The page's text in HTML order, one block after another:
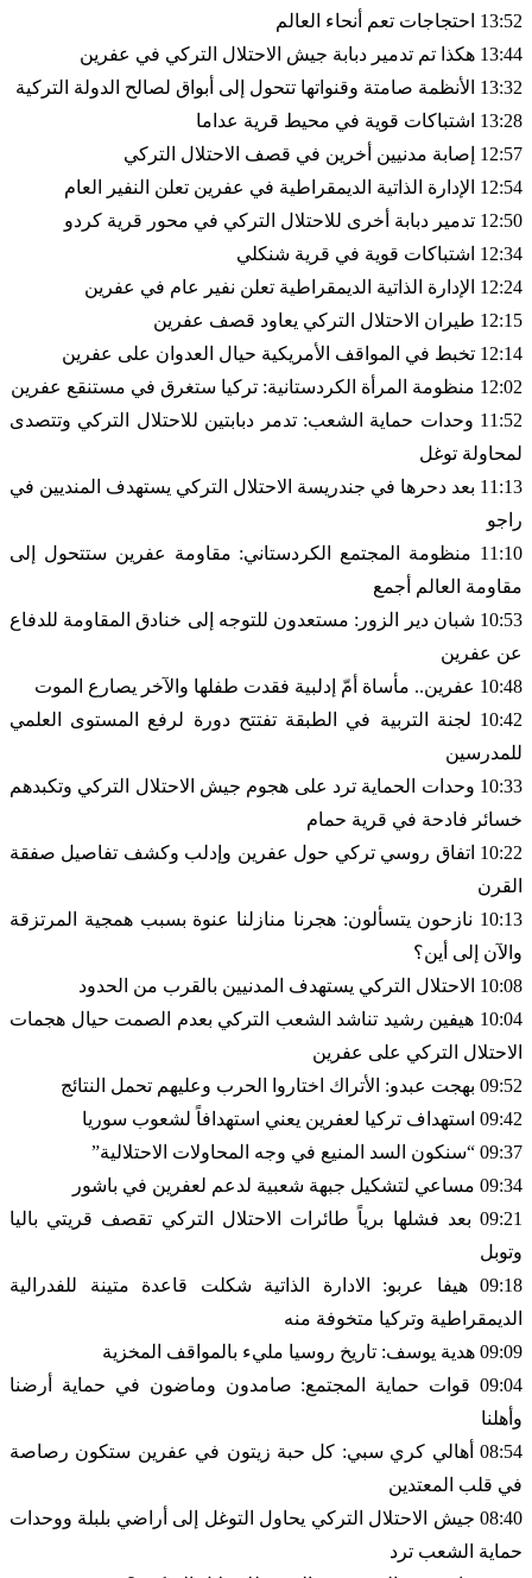
13:52 احتجاجات تعم أنحاء العالم
13:44 هكذا تم تدمير دبابة جيش الاحتلال التركي في عفرين
13:32 الأنظمة صامتة وقنواتها تتحول إلى أبواق لصالح الدولة التركية
13:28 اشتباكات قوية في محيط قرية عداما
12:57 إصابة مدنيين أخرين في قصف الاحتلال التركي
12:54 الإدارة الذاتية الديمقراطية في عفرين تعلن النفير العام
12:50 تدمير دبابة أخرى للاحتلال التركي في محور قرية كردو
12:34 اشتباكات قوية في قرية شنكلي
12:24 الإدارة الذاتية الديمقراطية تعلن نفير عام في عفرين
12:15 طيران الاحتلال التركي يعاود قصف عفرين
12:14 تخبط في المواقف الأمريكية حيال العدوان على عفرين
12:02 منظومة المرأة الكردستانية: تركيا ستغرق في مستنقع عفرين
11:52 وحدات حماية الشعب: تدمر دبابتين للاحتلال التركي وتتصدى
لمحاولة توغل
11:13 بعد دحرها في جندريسة الاحتلال التركي يستهدف المنديين في
راجو
11:10 منظومة المجتمع الكردستاني: مقاومة عفرين ستتحول إلى
مقاومة العالم أجمع
10:53 شبان دير الزور: مستعدون للتوجه إلى خنادق المقاومة للدفاع
عن عفرين
10:48 عفرين.. مأساة أمّ إدلبية فقدت طفلها والآخر يصارع الموت
10:42 لجنة التربية في الطبقة تفتتح دورة لرفع المستوى العلمي
للمدرسين
10:33 وحدات الحماية ترد على هجوم جيش الاحتلال التركي وتكبدهم
خسائر فادحة في قرية حمام
10:22 اتفاق روسي تركي حول عفرين وإدلب وكشف تفاصيل صفقة
القرن
10:13 نازحون يتسألون: هجرنا منازلنا عنوة بسبب همجية المرتزقة
والآن إلى أين؟
10:08 الاحتلال التركي يستهدف المدنيين بالقرب من الحدود
10:04 هيفين رشيد تناشد الشعب التركي بعدم الصمت حيال هجمات
الاحتلال التركي على عفرين
09:52 بهجت عبدو: الأتراك اختاروا الحرب وعليهم تحمل النتائج
09:42 استهداف تركيا لعفرين يعني استهدافاً لشعوب سوريا
09:37 “سنكون السد المنيع في وجه المحاولات الاحتلالية”
09:34 مساعي لتشكيل جبهة شعبية لدعم لعفرين في باشور
09:21 بعد فشلها برياً طائرات الاحتلال التركي تقصف قريتي باليا
وتوبل
09:18 هيفا عربو: الادارة الذاتية شكلت قاعدة متينة للفدرالية
الديمقراطية وتركيا متخوفة منه
09:09 هدية يوسف: تاريخ روسيا مليء بالمواقف المخزية
09:04 قوات حماية المجتمع: صامدون وماضون في حماية أرضنا
وأهلنا
08:54 أهالي كري سبي: كل حبة زيتون في عفرين ستكون رصاصة
في قلب المعتدين
08:40 جيش الاحتلال التركي يحاول التوغل إلى أراضي بلبلة ووحدات
حماية الشعب ترد